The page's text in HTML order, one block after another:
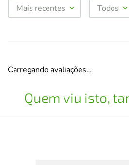
Mais recentes Todos
Carregando avaliações…
Quem viu isto,